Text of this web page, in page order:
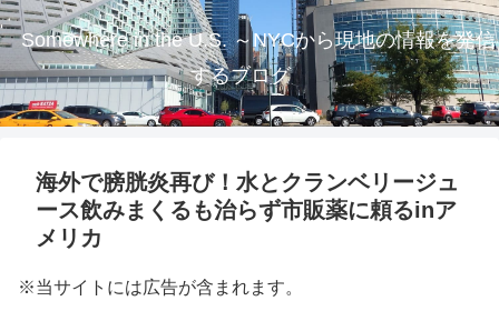
Somewhere in the U.S. ～NYCから現地の情報を発信
するブログ
海外で膀胱炎再び！水とクランベリージュ
ース飲みまくるも治らず市販薬に頼るinア
メリカ
※当サイトには広告が含まれます。